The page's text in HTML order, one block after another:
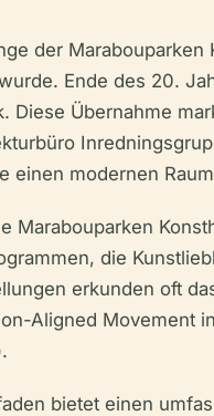
der
Ende des 20.
Diese Übernahme
einen modernen
Marabouparken
die
erkunden oft
Aligned Movement
bietet einen